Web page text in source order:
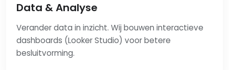
Data & Analyse
Verander data in inzicht. Wij bouwen interactieve
dashboards (Looker Studio) voor betere
besluitvorming.